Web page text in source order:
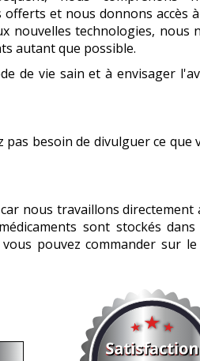
et nous donnons accès
nouvelles technologies, nous
autant que possible.
de vie sain et à envisager
besoin de divulguer ce que
nous travaillons directement
sont stockés dans
pouvez commander sur